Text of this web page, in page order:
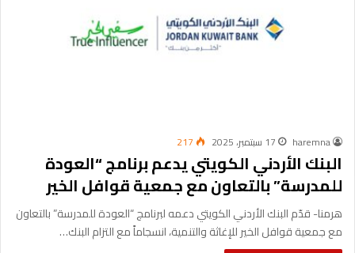
haremna 17 سبتمبر، 2025 217
البنك الأردني الكويتي يدعم برنامج “العودة
للمدرسة” بالتعاون مع جمعية قوافل الخير
هرمنا- قدّم البنك الأردني الكويتي دعمه لبرنامج “العودة للمدرسة” بالتعاون
مع جمعية قوافل الخير للإغاثة والتنمية، انسجاماً مع التزام البنك…